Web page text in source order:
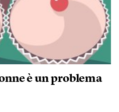
è un problema